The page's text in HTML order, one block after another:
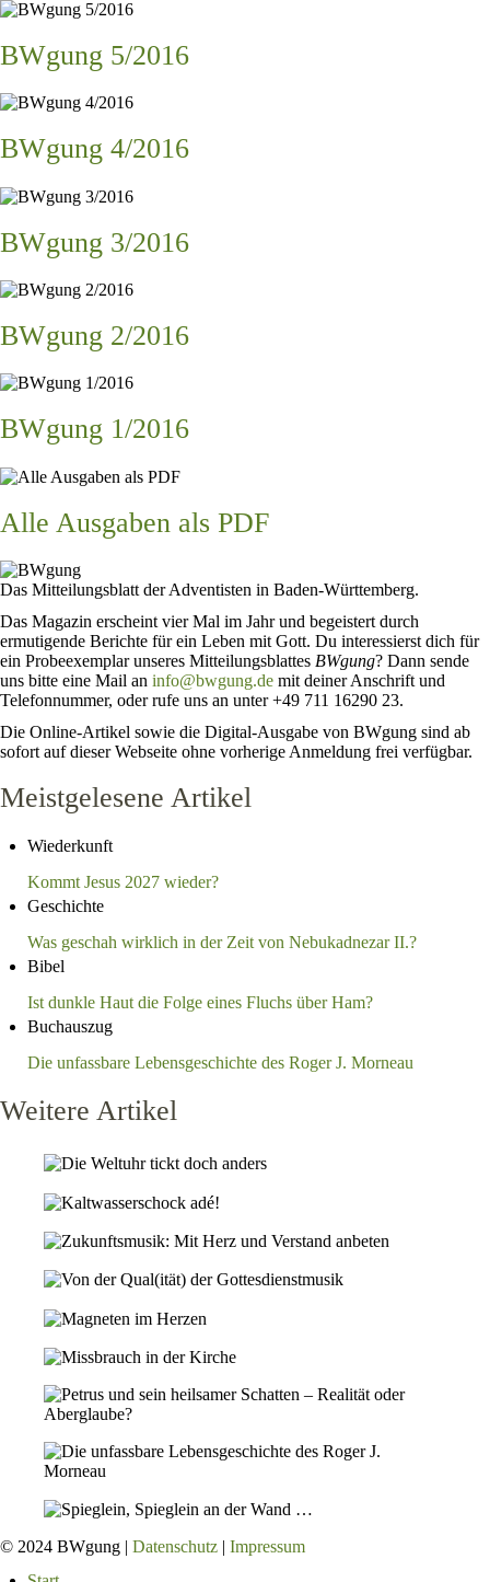
BWgung 5/2016
BWgung 4/2016
BWgung 3/2016
BWgung 2/2016
BWgung 1/2016
Alle Ausgaben als PDF
Das Mitteilungsblatt der Adventisten in Baden-Württemberg.
Das Magazin erscheint vier Mal im Jahr und begeistert durch
ermutigende Berichte für ein Leben mit Gott. Du interessierst dich für
ein Probeexemplar unseres Mitteilungsblattes BWgung? Dann sende
uns bitte eine Mail an info@bwgung.de mit deiner Anschrift und
Telefonnummer, oder rufe uns an unter +49 711 16290 23.
Die Online-Artikel sowie die Digital-Ausgabe von BWgung sind ab
sofort auf dieser Webseite ohne vorherige Anmeldung frei verfügbar.
Meistgelesene Artikel
Wiederkunft
Kommt Jesus 2027 wieder?
Geschichte
Was geschah wirklich in der Zeit von Nebukadnezar II.?
Bibel
Ist dunkle Haut die Folge eines Fluchs über Ham?
Buchauszug
Die unfassbare Lebensgeschichte des Roger J. Morneau
Weitere Artikel
© 2024 BWgung | Datenschutz | Impressum